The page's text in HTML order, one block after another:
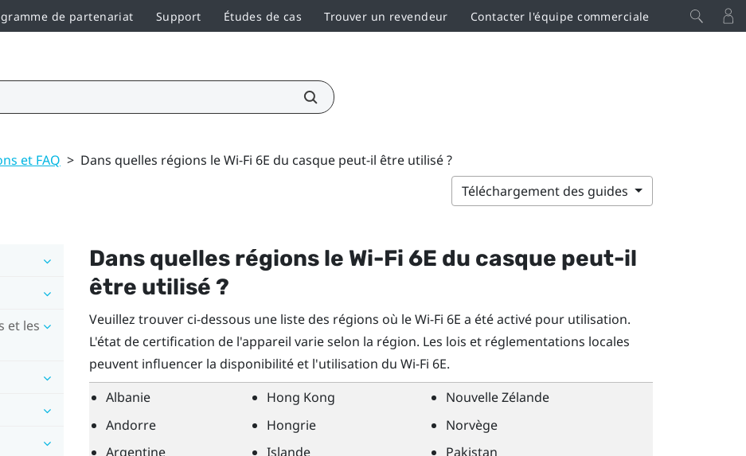
de partenariat Support Études de cas Trouver un revendeur Contacter l'équipe commerciale
et FAQ > Dans quelles régions le Wi-Fi 6E du casque peut-il être utilisé ?
Téléchargement des guides
et les
Dans quelles régions le Wi-Fi 6E du casque peut-il
être utilisé ?
Veuillez trouver ci-dessous une liste des régions où leWi-Fi 6E a été activé pour utilisation.
L'état de certification de l'appareil varie selon la région. Les lois et réglementations locales
peuvent influencer la disponibilité et l'utilisation du Wi-Fi 6E.
Albanie
Andorre
Argentine
Hong Kong
Hongrie
Islande
Nouvelle Zélande
Norvège
Pakistan